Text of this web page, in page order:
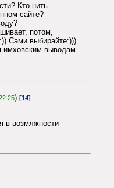
Кто-нить
сайте?
потом,
Сами выбирайте:)))
выводам
) [14]
в возмлжности